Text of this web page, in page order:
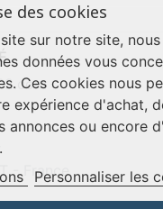
- France
des cookies
sur notre site,
données vous
Ces cookies nous
expérience d'achat,
annonces ou encore
Personnaliser les